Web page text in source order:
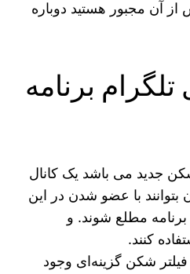
از آن مجبور هستید دوباره
تلگرام برنامه
شکن جدید می‌ باشد یک کانال
بتوانند با عضو شدن در این
برنامه مطلع شوند. و
کنند.
شکن گزینه‌ای وجود